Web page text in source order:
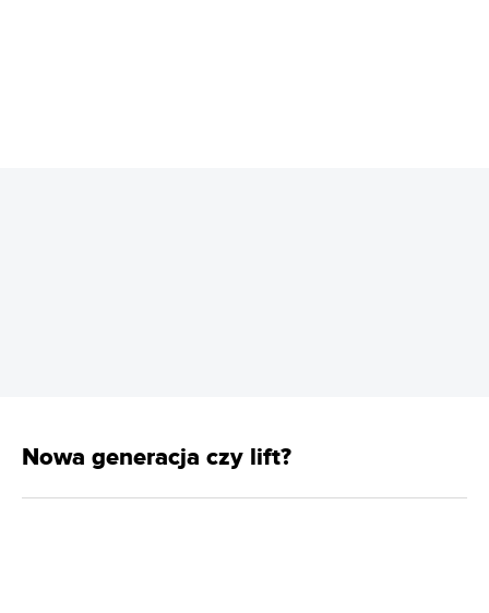
Nowa generacja czy lift?